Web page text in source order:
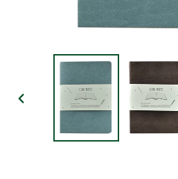
PRECEDENTE